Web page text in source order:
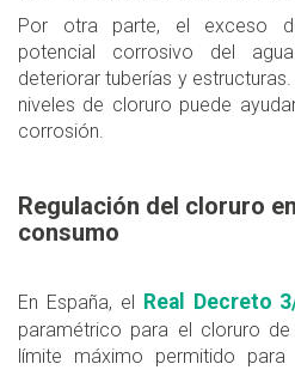
Por otra parte, el exceso
potencial corrosivo del
deteriorar tuberías y
niveles de cloruro puede
corrosión.
Regulación del cloruro
consumo
En España, el Real Decreto
paramétrico para el cloruro
límite máximo permitido